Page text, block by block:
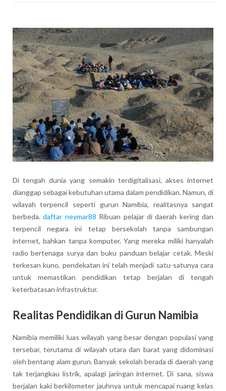
Di tengah dunia yang semakin terdigitalisasi, akses internet
dianggap sebagai kebutuhan utama dalam pendidikan. Namun, di
wilayah terpencil seperti gurun Namibia, realitasnya sangat
berbeda.daftar neymar88 Ribuan pelajar di daerah kering dan
terpencil negara ini tetap bersekolah tanpa sambungan
internet, bahkan tanpa komputer. Yang mereka miliki hanyalah
radio bertenaga surya dan buku panduan belajar cetak. Meski
terkesan kuno, pendekatan ini telah menjadi satu-satunya cara
untuk memastikan pendidikan tetap berjalan di tengah
keterbatasan infrastruktur.
Realitas Pendidikan di Gurun Namibia
Namibia memiliki luas wilayah yang besar dengan populasi yang
tersebar, terutama di wilayah utara dan barat yang didominasi
oleh bentang alam gurun. Banyak sekolah berada di daerah yang
tak terjangkau listrik, apalagi jaringan internet. Di sana, siswa
berjalan kaki berkilometer jauhnya untuk mencapai ruang kelas